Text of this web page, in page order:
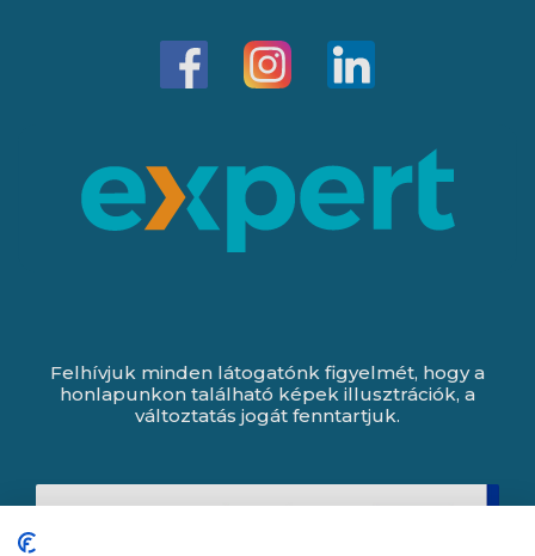
Felhívjuk minden látogatónk figyelmét, hogy a
honlapunkon található képek illusztrációk, a
változtatás jogát fenntartjuk.